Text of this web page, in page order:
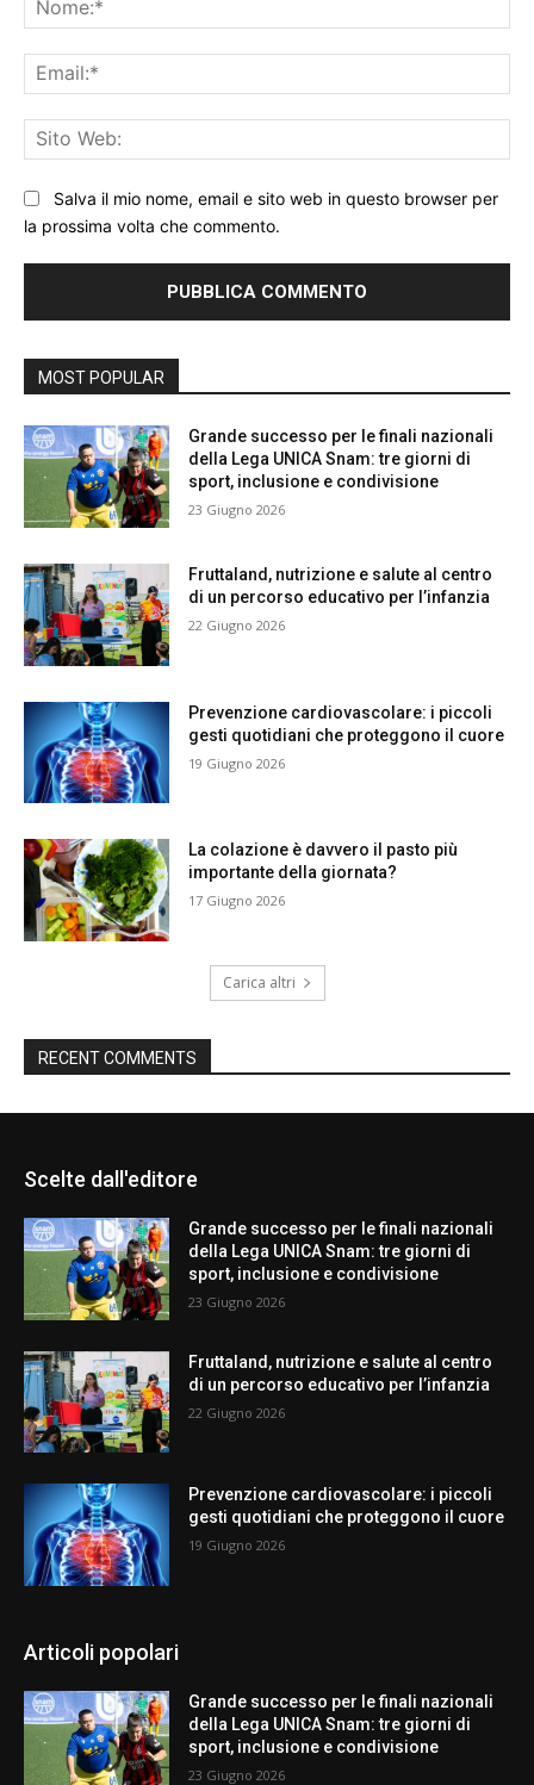
Salva il mio nome, email e sito web in questo browser per
la prossima volta che commento.
MOST POPULAR
Grande successo per le finali nazionali
della Lega UNICA Snam: tre giorni di
sport, inclusione e condivisione
23 Giugno 2026
Fruttaland, nutrizione e salute al centro
di un percorso educativo per l’infanzia
22 Giugno 2026
Prevenzione cardiovascolare: i piccoli
gesti quotidiani che proteggono il cuore
19 Giugno 2026
La colazione è davvero il pasto più
importante della giornata?
17 Giugno 2026
Carica altri
RECENT COMMENTS
Scelte dall'editore
Grande successo per le finali nazionali
della Lega UNICA Snam: tre giorni di
sport, inclusione e condivisione
23 Giugno 2026
Fruttaland, nutrizione e salute al centro
di un percorso educativo per l’infanzia
22 Giugno 2026
Prevenzione cardiovascolare: i piccoli
gesti quotidiani che proteggono il cuore
19 Giugno 2026
Articoli popolari
Grande successo per le finali nazionali
della Lega UNICA Snam: tre giorni di
sport, inclusione e condivisione
23 Giugno 2026